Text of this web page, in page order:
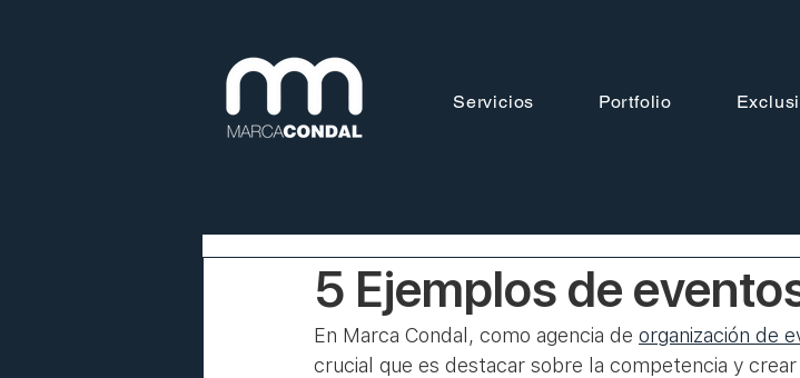
Servicios Portfolio
5 Ejemplos de
En Marca Condal, como agencia de organización de
crucial que es destacar sobre la competencia y